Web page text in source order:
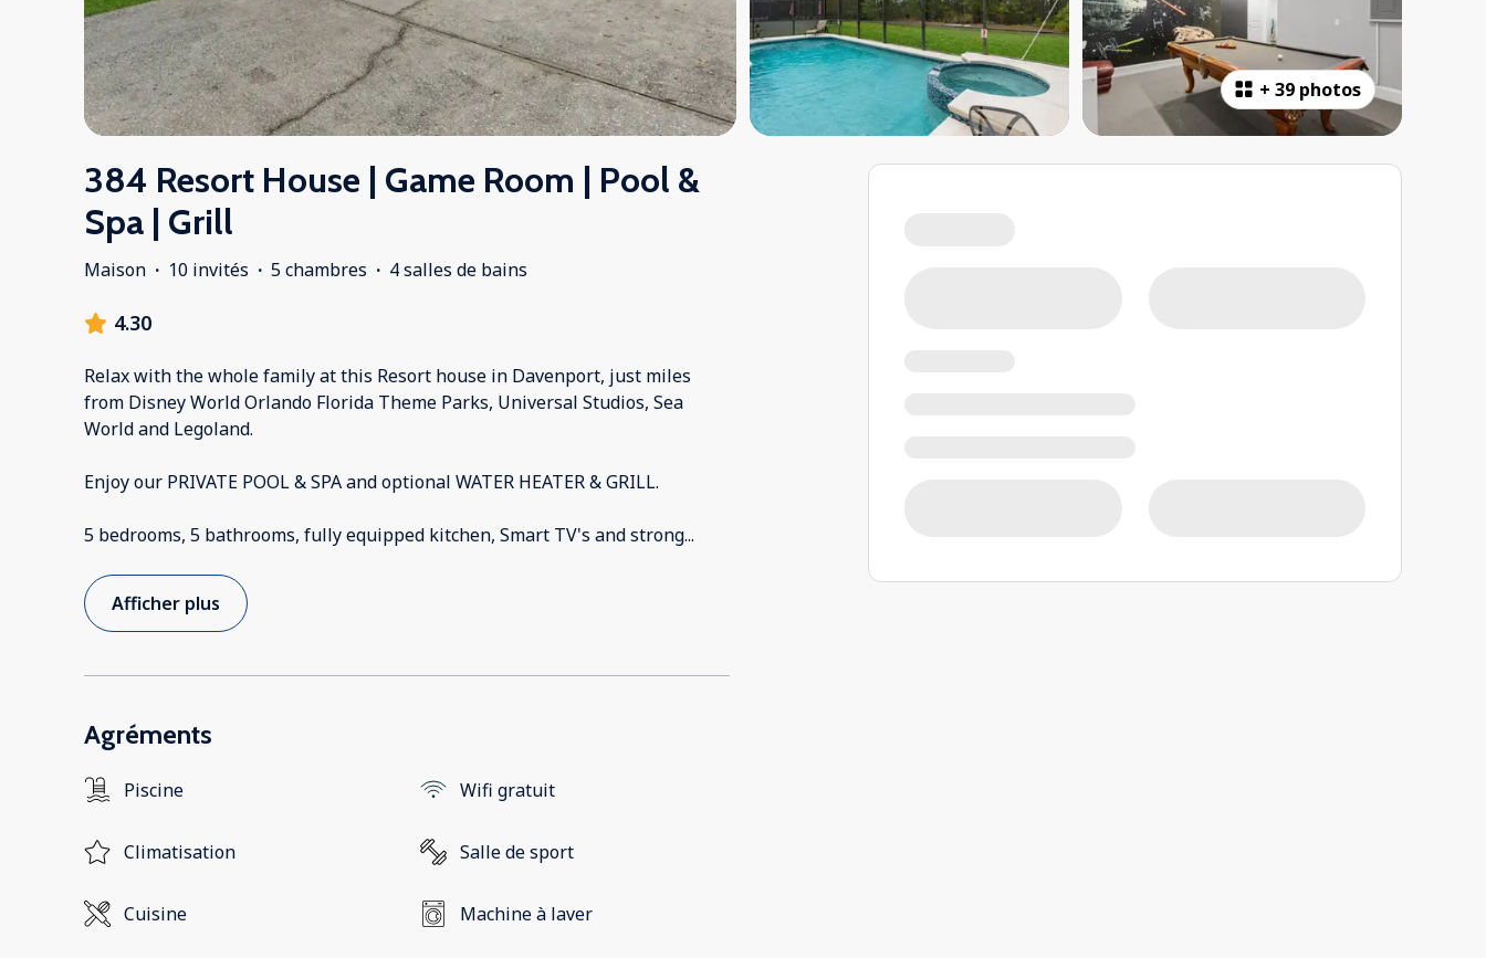
+ 39 photos
384 Resort House | Game Room | Pool &
Spa | Grill
Maison · 10 invités · 5 chambres · 4 salles de bains
4.30
Relax with the whole family at this Resort house in Davenport, just miles
from Disney World Orlando Florida Theme Parks, Universal Studios, Sea
World and Legoland.
Enjoy our PRIVATE POOL & SPA and optional WATER HEATER & GRILL.
5 bedrooms, 5 bathrooms, fully equipped kitchen, Smart TV's and strong...
Afficher plus
Agréments
Piscine Wifi gratuit
Climatisation Salle de sport
Cuisine Machine à laver